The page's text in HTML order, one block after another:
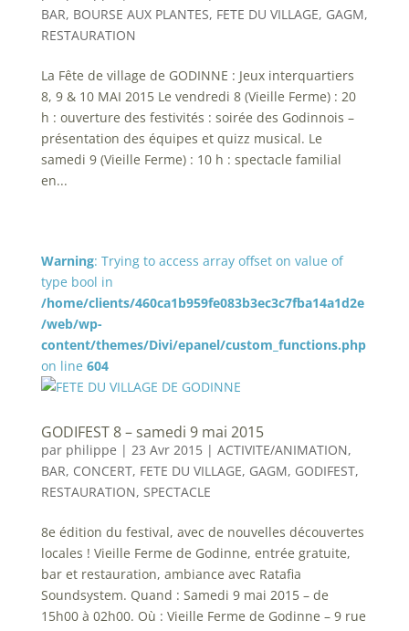
BAR, BOURSE AUX PLANTES, FETE DU VILLAGE, GAGM,
RESTAURATION
La Fête de village de GODINNE : Jeux interquartiers
8, 9 & 10 MAI 2015 Le vendredi 8 (Vieille Ferme) : 20
h : ouverture des festivités : soirée des Godinnois –
présentation des équipes et quizz musical. Le
samedi 9 (Vieille Ferme) : 10 h : spectacle familial
en...
Warning: Trying to access array offset on value of
type bool in
/home/clients/460ca1b959fe083b3ec3c7fba14a1d2e
/web/wp-
content/themes/Divi/epanel/custom_functions.php
on line 604
GODIFEST 8 – samedi 9 mai 2015
par philippe | 23 Avr 2015| ACTIVITE/ANIMATION,
BAR, CONCERT, FETE DU VILLAGE, GAGM, GODIFEST,
RESTAURATION, SPECTACLE
8e édition du festival, avec de nouvelles découvertes
locales ! Vieille Ferme de Godinne, entrée gratuite,
bar et restauration, ambiance avec Ratafia
Soundsystem. Quand : Samedi 9 mai 2015 – de
15h00 à 02h00. Où : Vieille Ferme de Godinne – 9 rue